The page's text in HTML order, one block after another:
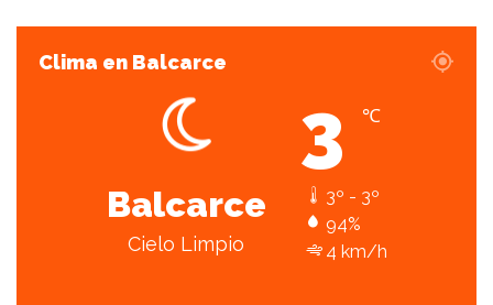
Clima en Balcarce
Balcarce
Cielo Limpio
3 ℃
3º - 3º
94%
4 km/h